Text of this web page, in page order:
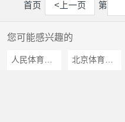
首页 <上一页 第
您可能感兴趣的
北京体育大学出版社